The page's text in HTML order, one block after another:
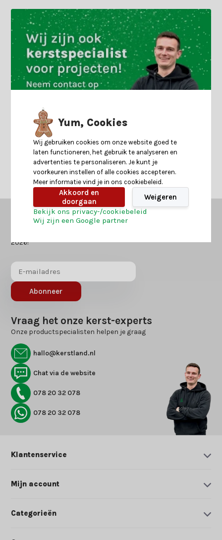
Neem contact op
Kerstland.nlin jouw mailbox?
2026!
Abonneer
Vraag het onze kerst-experts
Onze productspecialisten helpen je graag
hallo@kerstland.nl
Chat via de website
078 20 32 078
078 20 32 078
Klantenservice
Mijn account
Categorieën
Yum, Cookies
Wij gebruiken cookies om onze website goed te
laten functioneren, het gebruik te analyseren en
advertenties te personaliseren. Je kunt je
voorkeuren instellen of alle cookies accepteren.
Meer informatie vind je in ons cookiebeleid.
Akkoord en
doorgaan
Weigeren
Bekijk ons privacy-/cookiebeleid
Wij zijn een Google partner